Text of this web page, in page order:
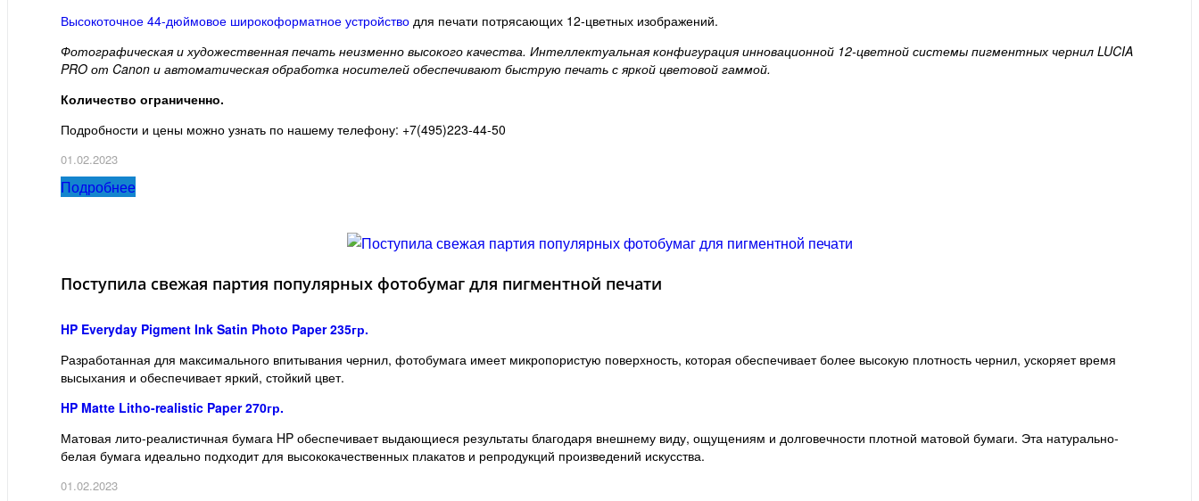
Высокоточное 44-дюймовое широкоформатное устройство для печати потрясающих 12-цветных изображений.
Фотографическая и художественная печать неизменно высокого качества. Интеллектуальная конфигурация инновационной 12-цветной системы пигментных чернил LUCIA
PRO от Canon и автоматическая обработка носителей обеспечивают быструю печать с яркой цветовой гаммой.
Количество ограниченно.
Подробности и цены можно узнать по нашему телефону: +7(495)223-44-50
01.02.2023
Подробнее
Поступила свежая партия популярных фотобумаг для пигментной печати
HP Everyday Pigment Ink Satin Photo Paper 235гр.
Разработанная для максимального впитывания чернил, фотобумага имеет микропористую поверхность, которая обеспечивает более высокую плотность чернил, ускоряет время
высыхания и обеспечивает яркий, стойкий цвет.
HP Matte Litho-realistic Paper 270гр.
Матовая лито-реалистичная бумага HP обеспечивает выдающиеся результаты благодаря внешнему виду, ощущениям и долговечности плотной матовой бумаги. Эта натурально-
белая бумага идеально подходит для высококачественных плакатов и репродукций произведений искусства.
01.02.2023